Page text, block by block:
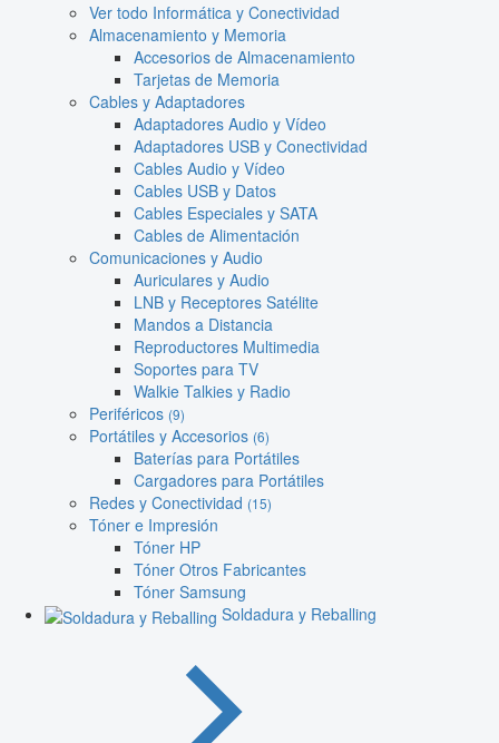
Ver todo Informática y Conectividad
Almacenamiento y Memoria
Accesorios de Almacenamiento
Tarjetas de Memoria
Cables y Adaptadores
Adaptadores Audio y Vídeo
Adaptadores USB y Conectividad
Cables Audio y Vídeo
Cables USB y Datos
Cables Especiales y SATA
Cables de Alimentación
Comunicaciones y Audio
Auriculares y Audio
LNB y Receptores Satélite
Mandos a Distancia
Reproductores Multimedia
Soportes para TV
Walkie Talkies y Radio
Periféricos (9)
Portátiles y Accesorios (6)
Baterías para Portátiles
Cargadores para Portátiles
Redes y Conectividad (15)
Tóner e Impresión
Tóner HP
Tóner Otros Fabricantes
Tóner Samsung
Soldadura y Reballing